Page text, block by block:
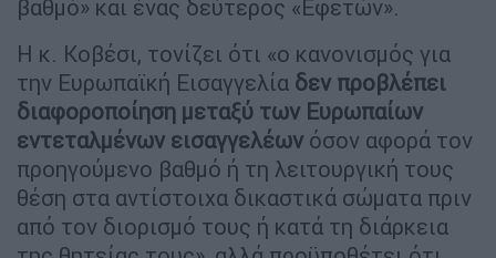
την Ευρωπαϊκή Εισαγγελία δεν προβλέπει
διαφοροποίηση μεταξύ των Ευρωπαίων
εντεταλμένων εισαγγελέων όσον αφορά τον
προηγούμενο βαθμό ή τη λειτουργική τους
θέση στα αντίστοιχα δικαστικά σώματα πριν
από τον διορισμό τους ή κατά τη διάρκεια
της θητείας τους», αλλά προϋποθέτει ότι